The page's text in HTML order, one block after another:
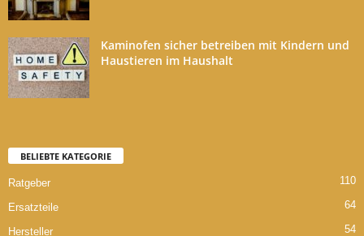
Kaminofen sicher betreiben mit Kindern und
Haustieren im Haushalt
BELIEBTE KATEGORIE
Ratgeber 110
Ersatzteile 64
Hersteller 54